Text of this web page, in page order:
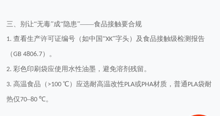
三、别让“无毒”成“隐患”——食品接触要合规
1.查看生产许可证编号（如中国“XK”字头）及食品接触级检测报告
（GB 4806.7）。
2.彩色印刷袋应使用水性油墨，避免溶剂残留。
3. 高温食品（ >100℃）应选耐高温改性PLA或PHA材质，普通 PLA袋耐
热仅70–80℃。